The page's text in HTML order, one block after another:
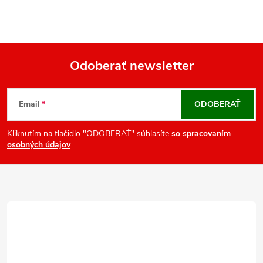
i
Odoberať newsletter
Email
Kliknutím na tlačidlo "ODOBERAŤ" súhlasíte so spracovaním
osobných údajov
ODOBERAŤ